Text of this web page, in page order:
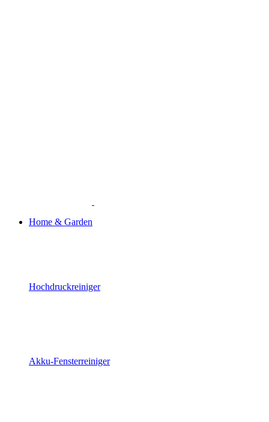
Home & Garden
Hochdruckreiniger
Akku-Fensterreiniger